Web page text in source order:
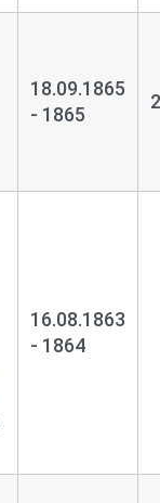
18.09.1865
- 1865
2
16.08.1863
- 1864